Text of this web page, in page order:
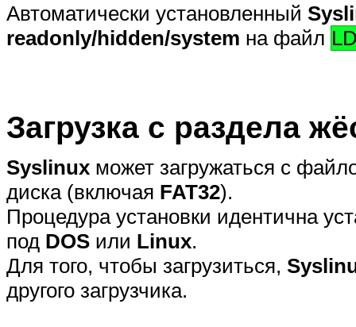
Автоматически установленный
readonly/hidden/system на файл
Загрузка с раздела
Syslinux может загружаться с
диска (включая FAT32).
Процедура установки идентична
под DOS или Linux.
Для того, чтобы загрузиться,
другого загрузчика.